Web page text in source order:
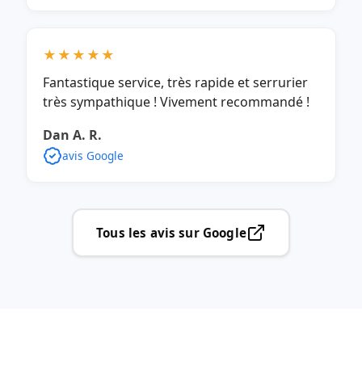
★★★★★
Fantastique service, très rapide et serrurier
très sympathique ! Vivement recommandé !
Dan A. R.
avis Google
Tous les avis sur Google